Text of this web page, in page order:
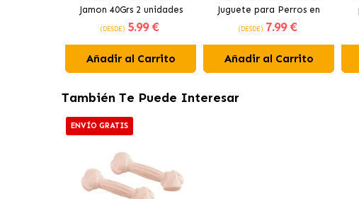
Jamon 40Grs 2 unidades
Comestible 2 unidades
(DESDE) 5.99 €
Añadir al Carrito
Juguete para Perros en
Colores Surtidos
(DESDE) 7.99 €
Añadir al Carrito
También Te Puede Interesar
ENVÍO GRATIS